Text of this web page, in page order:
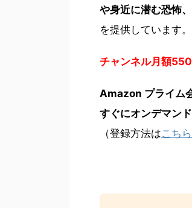
や身近に潜む恐怖
を提供しています。
チャンネル月額550
Amazon プライム
すぐにオンデマン
（登録方法はこちら